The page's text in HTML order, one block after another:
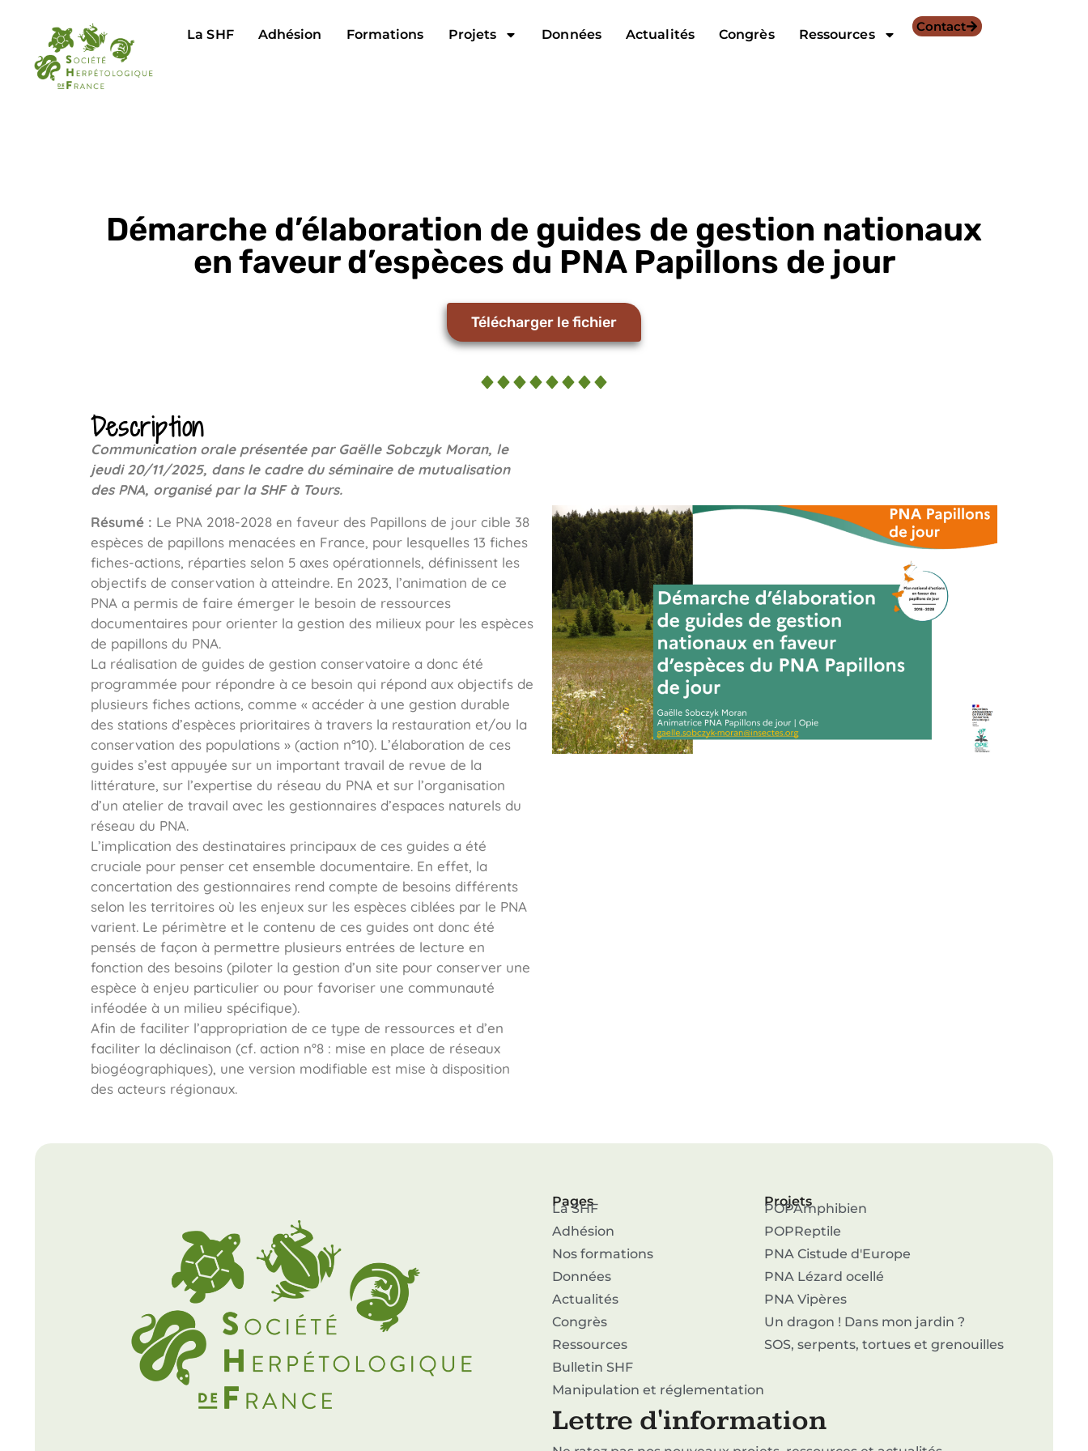
La SHF Adhésion Formations Projets Données Actualités Congrès Ressources
Contact
Démarche d’élaboration de guides de gestion nationaux
en faveur d’espèces du PNA Papillons de jour
Télécharger le fichier
Description
Communication orale présentée par Gaëlle Sobczyk Moran, le
jeudi 20/11/2025, dans le cadre du séminaire de mutualisation
des PNA, organisé par la SHF à Tours.
Résumé : Le PNA 2018-2028 en faveur des Papillons de jour cible 38
espèces de papillons menacées en France, pour lesquelles 13 fiches
fiches-actions, réparties selon 5 axes opérationnels, définissent les
objectifs de conservation à atteindre. En 2023, l’animation de ce
PNA a permis de faire émerger le besoin de ressources
documentaires pour orienter la gestion des milieux pour les espèces
de papillons du PNA.
La réalisation de guides de gestion conservatoire a donc été
programmée pour répondre à ce besoin qui répond aux objectifs de
plusieurs fiches actions, comme « accéder à une gestion durable
des stations d’espèces prioritaires à travers la restauration et/ou la
conservation des populations » (action n°10). L’élaboration de ces
guides s’est appuyée sur un important travail de revue de la
littérature, sur l’expertise du réseau du PNA et sur l’organisation
d’un atelier de travail avec les gestionnaires d’espaces naturels du
réseau du PNA.
L’implication des destinataires principaux de ces guides a été
cruciale pour penser cet ensemble documentaire. En effet, la
concertation des gestionnaires rend compte de besoins différents
selon les territoires où les enjeux sur les espèces ciblées par le PNA
varient. Le périmètre et le contenu de ces guides ont donc été
pensés de façon à permettre plusieurs entrées de lecture en
fonction des besoins (piloter la gestion d’un site pour conserver une
espèce à enjeu particulier ou pour favoriser une communauté
inféodée à un milieu spécifique).
Afin de faciliter l’appropriation de ce type de ressources et d’en
faciliter la déclinaison (cf. action n°8 : mise en place de réseaux
biogéographiques), une version modifiable est mise à disposition
des acteurs régionaux.
Pages
La SHF
Adhésion
Nos formations
Données
Actualités
Congrès
Ressources
Bulletin SHF
Manipulation et réglementation
Projets
POPAmphibien
POPReptile
PNA Cistude d'Europe
PNA Lézard ocellé
PNA Vipères
Un dragon ! Dans mon jardin ?
SOS, serpents, tortues et grenouilles
Lettre d'information